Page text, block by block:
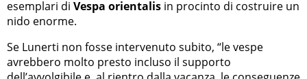
esemplari di Vespa orientalis in procinto di costruire un
nido enorme.
Se Lunerti non fosse intervenuto subito, “le vespe
avrebbero molto presto incluso il supporto